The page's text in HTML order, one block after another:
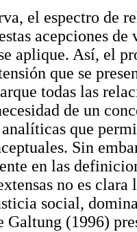
el espectro de
acepciones
aplique. Así, el
que se
todas las
de un
que
Sin
en las
no es
social,
Galtung (1996)